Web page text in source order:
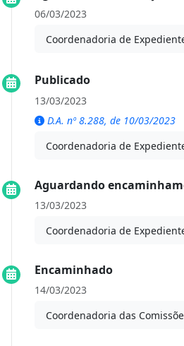
06/03/2023
Coordenadoria de
Publicado
13/03/2023
D.A. nº 8.288, de 10/03/2023
Coordenadoria de
Aguardando
13/03/2023
Coordenadoria de
Encaminhado
14/03/2023
Coordenadoria das